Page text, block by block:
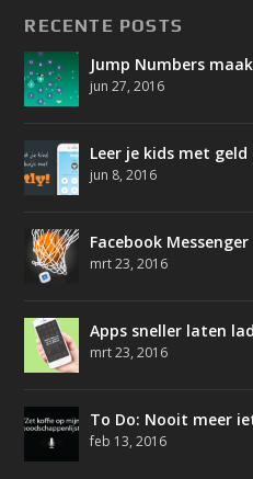
RECENTE POSTS
Jump Numbers
jun 27, 2016
Leer je kids met
jun 8, 2016
Facebook
mrt 23, 2016
Apps sneller laten
mrt 23, 2016
To Do: Nooit meer
feb 13, 2016